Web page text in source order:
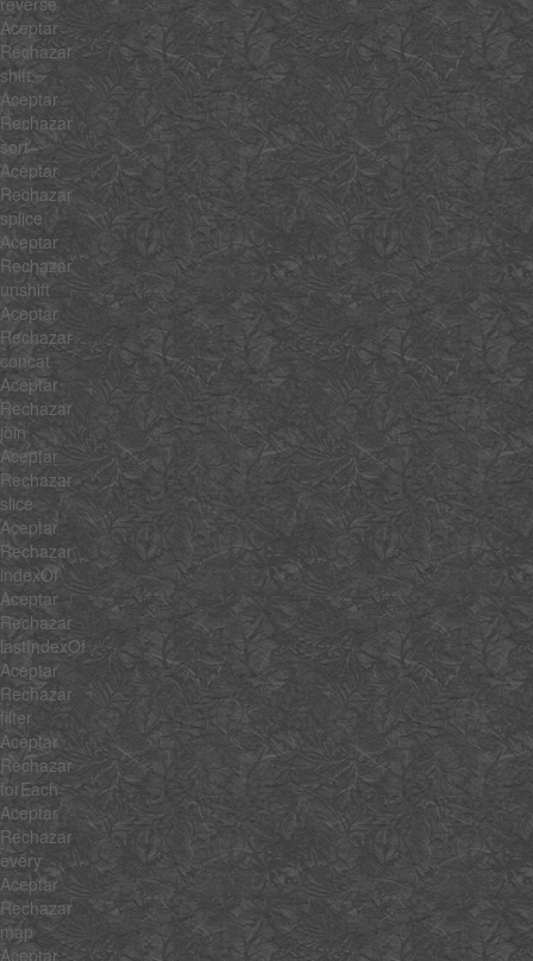
Aceptar
Rechazar
shift
Aceptar
Rechazar
sort
Aceptar
Rechazar
splice
Aceptar
Rechazar
unshift
Aceptar
Rechazar
concat
Aceptar
Rechazar
join
Aceptar
Rechazar
slice
Aceptar
Rechazar
indexOf
Aceptar
Rechazar
lastIndexOf
Aceptar
Rechazar
filter
Aceptar
Rechazar
forEach
Aceptar
Rechazar
every
Aceptar
Rechazar
map
Aceptar